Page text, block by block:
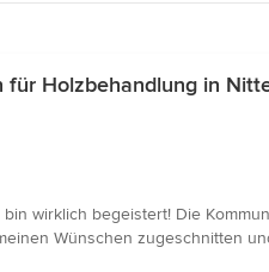
Holzbehandlung in
wirklich begeistert! Die
Wünschen zugeschnitten